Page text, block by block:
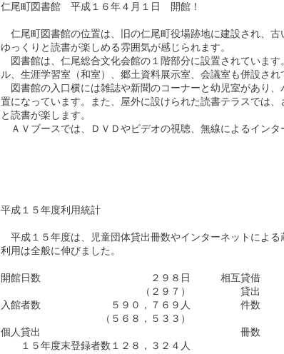
仁尾町図書館　平成１６年４月１日　開館！
仁尾町図書館の位置は、旧の仁尾町役場跡地に建設され、古
ゆっくりと読書が楽しめる雰囲気が感じられます。
図書館は、仁尾総合文化会館の１階部分に設置されています
ル、生涯学習室（和室）、郷土資料展示室、会議室も併設され
図書館の入口横には雑誌や新聞のコーナーと幼児室があり、
置になっています。また、屋外に設けられた読書テラスでは
と読書が楽します。
ＡＶブースでは、ＤＶＤやビデオの視聴、無線によるインタ
平成１５年度利用統計
平成１５年度は、児童団体貸出冊数やインターネットによる
利用は全般に伸びました。
開館日数　　　　　　　　　　　２９８日　　　相互貸借
（２９７）　　　　　貸出
入館者数　　　　　　　５９０，７６９人　　　　　件数　
（５６８，５３３）　　　　　　　　　　　
個人貸出　　　　　　　　　　　　　　　　　　　　冊数　
１５年度末登録者数１２８，３２４人　　　　　　　　　